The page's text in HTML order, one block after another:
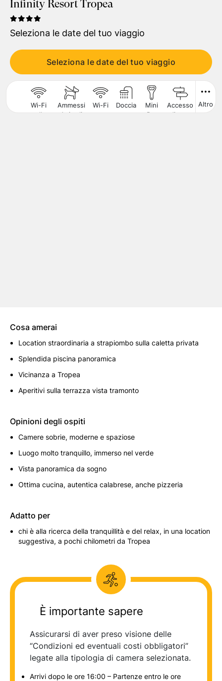
Viaggiatori
1Camera, 2Adulti
CERCA
Infinity Resort Tropea
Seleziona le date del tuo viaggio
Seleziona le date del tuo viaggio
Wi-Fi
nelle
Ammessi
Animali
Wi-Fi Doccia
Mini
Bar
Accesso
diretto
Altro
Cosa amerai
Location straordinaria a strapiombo sulla caletta privata
Splendida piscina panoramica
Vicinanza a Tropea
Aperitivi sulla terrazza vista tramonto
Opinioni degli ospiti
Camere sobrie, moderne e spaziose
Luogo molto tranquillo, immerso nel verde
Vista panoramica da sogno
Ottima cucina, autentica calabrese, anche pizzeria
Adatto per
chi è alla ricerca della tranquillità e del relax, in una location
suggestiva, a pochi chilometri da Tropea
È importante sapere
Assicurarsi di aver preso visione delle
“Condizioni ed eventuali costi obbligatori”
legate alla tipologia di camera selezionata.
Arrivi dopo le ore 16:00 – Partenze entro le ore